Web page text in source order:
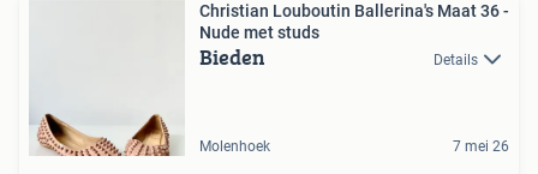
Christian Louboutin Ballerina's Maat 36 -
Nude met studs
Bieden Details
Molenhoek 7 mei 26